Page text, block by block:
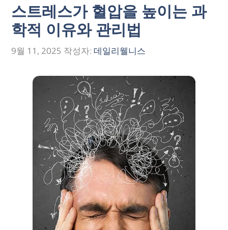
스트레스가 혈압을 높이는 과
학적 이유와 관리법
9월 11, 2025 작성자: 데일리웰니스